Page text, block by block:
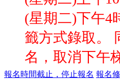
(星期二)下午4
籤方式錄取。
名，取消下午
報名時間截止，停止報名 報名